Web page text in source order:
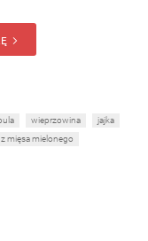
wieprzowina
jajka
mięsa mielonego